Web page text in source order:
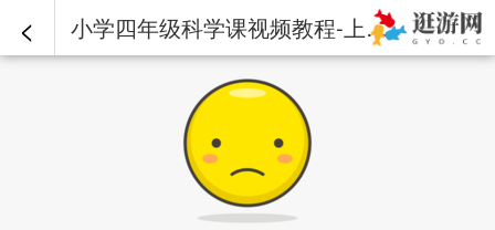
< 小学四年级科学课视频教程-上册-05.风速的测量.mp4 - 小学四年级科学知识课同步学视频课程全集